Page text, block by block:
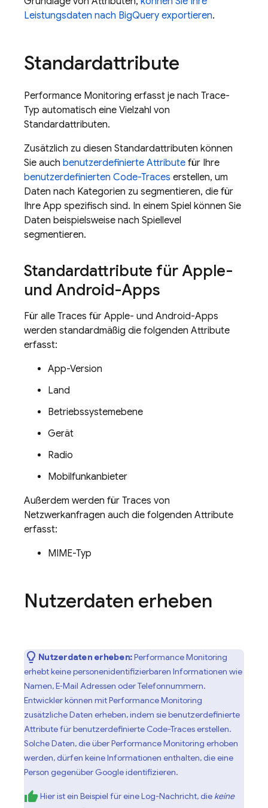
Leistungsdaten nach BigQuery exportieren.
Standardattribute
Performance Monitoring erfasst je nach Trace-
Typ automatisch eine Vielzahl von
Standardattributen.
Zusätzlich zu diesen Standardattributen können
Sie auch benutzerdefinierte Attribute für Ihre
benutzerdefinierten Code-Traces erstellen, um
Daten nach Kategorien zu segmentieren, die für
Ihre App spezifisch sind. In einem Spiel können Sie
Daten beispielsweise nach Spiellevel
segmentieren.
Standardattribute für Apple-
und Android-Apps
Für alle Traces für Apple- und Android-Apps
werden standardmäßig die folgenden Attribute
erfasst:
App-Version
Land
Betriebssystemebene
Gerät
Radio
Mobilfunkanbieter
Außerdem werden für Traces von
Netzwerkanfragen auch die folgenden Attribute
erfasst:
MIME-Typ
Nutzerdaten erheben
Nutzerdaten erheben:Performance Monitoring
erhebt keine personenidentifizierbaren Informationen wie
Namen, E‑Mail Adressen oder Telefonnummern.
Entwickler können mitPerformance Monitoring
zusätzliche Daten erheben, indem sie benutzerdefinierte
Attribute für benutzerdefinierte Code-Traces erstellen.
Solche Daten, die überPerformance Monitoring erhoben
werden, dürfen keine Informationen enthalten, die eine
Person gegenüber Google identifizieren.
Hier ist ein Beispiel für eine Log-Nachricht, die keine